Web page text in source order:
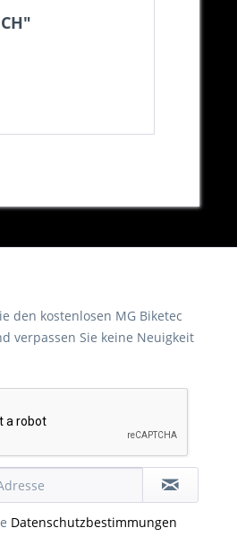
den kostenlosen MG Biketec
verpassen Sie keine Neuigkeit
Datenschutzbestimmungen